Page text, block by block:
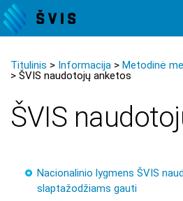
Titulinis Informacija
Metodinė
ŠVIS naudotojų anketos
ŠVIS
Nacionalinio lygmens ŠVIS
slaptažodžiams gauti